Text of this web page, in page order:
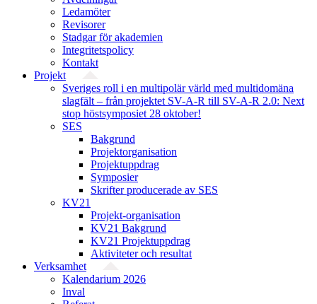
Ledamöter
Revisorer
Stadgar för akademien
Integritetspolicy
Kontakt
Projekt
Sveriges roll i en multipolär värld med multidomäna
slagfält – från projektet SV-A-R till SV-A-R 2.0: Next
stop höstsymposiet 28 oktober!
SES
Bakgrund
Projekt­organisation
Projektuppdrag
Symposier
Skrifter producerade av SES
KV21
Projekt-organisation
KV21 Bakgrund
KV21 Projektuppdrag
Aktiviteter och resultat
Verksamhet
Kalendarium 2026
Inval